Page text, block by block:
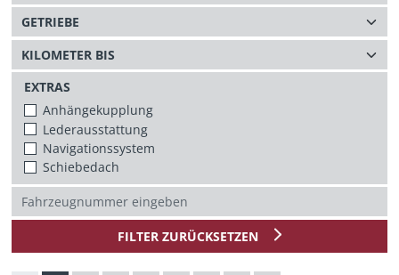
EXTRAS
Anhängekupplung
Lederausstattung
Navigationssystem
Schiebedach
FILTER ZURÜCKSETZEN